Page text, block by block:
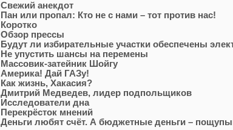
Свежий анекдот
Пан или пропал: Кто не с нами – тот против нас!
Коротко
Обзор прессы
Будут ли избирательные участки обеспечены
Не упустить шансы на перемены
Массовик-затейник Шойгу
Америка! Дай ГАЗу!
Как жизнь, Хакасия?
Дмитрий Медведев, лидер подпольщиков
Исследователи дна
Перекрёсток мнений
Деньги любят счёт. А бюджетные деньги –